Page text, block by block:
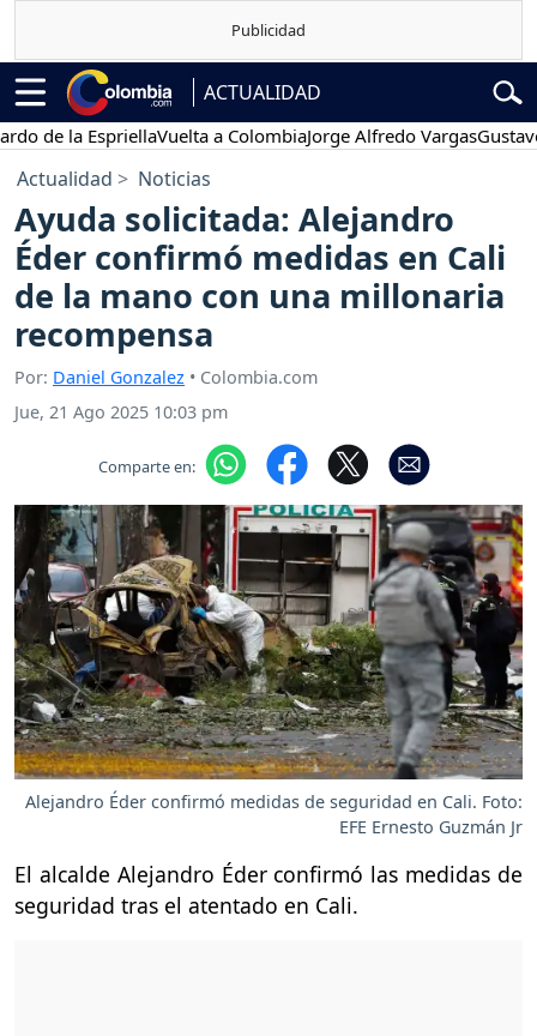
ACTUALIDAD
la EspriellaVuelta a ColombiaJorge Alfredo VargasGustavo
Actualidad Noticias
Ayuda solicitada: Alejandro
Éder confirmó medidas en Cali
de la mano con una millonaria
recompensa
Por: Daniel Gonzalez • Colombia.com
Jue, 21 Ago 2025 10:03 pm
Comparte en:
Alejandro Éder confirmó medidas de seguridad en Cali. Foto:
EFE Ernesto Guzmán Jr
El alcalde Alejandro Éder confirmó las medidas de
seguridad tras el atentado en Cali.